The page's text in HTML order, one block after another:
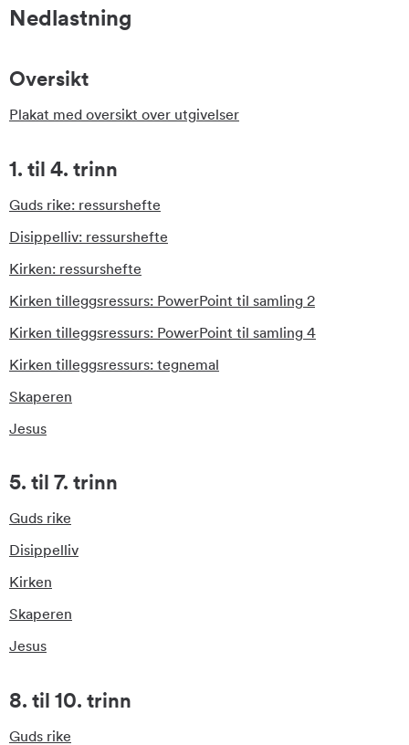
Nedlastning
Oversikt
Plakat med oversikt over utgivelser
1. til 4. trinn
Guds rike: ressurshefte
Disippelliv: ressurshefte
Kirken: ressurshefte
Kirken tilleggsressurs: PowerPoint til samling 2
Kirken tilleggsressurs: PowerPoint til samling 4
Kirken tilleggsressurs: tegnemal
Skaperen
Jesus
5. til 7. trinn
Guds rike
Disippelliv
Kirken
Skaperen
Jesus
8. til 10. trinn
Guds rike